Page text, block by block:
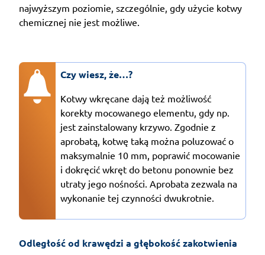
najwyższym poziomie, szczególnie, gdy użycie kotwy
chemicznej nie jest możliwe.
Czy wiesz, że…?
Kotwy wkręcane dają też możliwość
korekty mocowanego elementu, gdy np.
jest zainstalowany krzywo. Zgodnie z
aprobatą, kotwę taką można poluzować o
maksymalnie 10 mm, poprawić mocowanie
i dokręcić wkręt do betonu ponownie bez
utraty jego nośności. Aprobata zezwala na
wykonanie tej czynności dwukrotnie.
Odległość od krawędzi a głębokość zakotwienia